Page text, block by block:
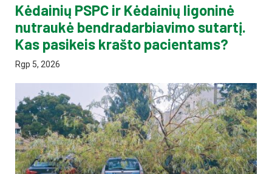
Kėdainių PSPC ir Kėdainių ligoninė
nutraukė bendradarbiavimo sutartį.
Kas pasikeis krašto pacientams?
Rgp 5, 2026